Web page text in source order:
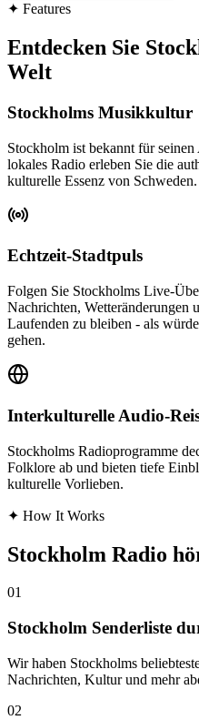
✦ Features
Entdecken Sie
Welt
Stockholms Musikkultur
Stockholm ist bekannt für
lokales Radio erleben Sie die
kulturelle Essenz von Schweden.
Echtzeit-Stadtpuls
Folgen Sie Stockholms Live-
Nachrichten, Wetteränderungen
Laufenden zu bleiben - als
gehen.
Interkulturelle Audio-
Stockholms Radioprogramme
Folklore ab und bieten tiefe
kulturelle Vorlieben.
✦ How It Works
Stockholm Radio
01
Stockholm Senderliste
Wir haben Stockholms
Nachrichten, Kultur und mehr
02